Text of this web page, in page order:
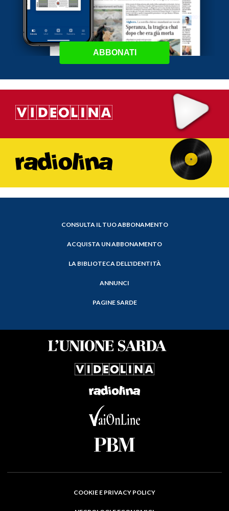
ABBONATI
CONSULTA IL TUO ABBONAMENTO
ACQUISTA UN ABBONAMENTO
LA BIBLIOTECA DELL'IDENTITÀ
ANNUNCI
PAGINE SARDE
COOKIE E PRIVACY POLICY